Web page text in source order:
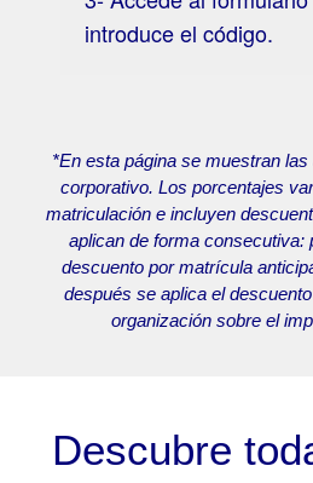
introduce el código.
*En esta página se muestran
corporativo. Los porcentajes
matriculación e incluyen
aplican de forma consecutiva:
descuento por matrícula
después se aplica el
organización sobre el
Descubre